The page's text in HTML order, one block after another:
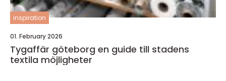
inspiration
01. February 2026
Tygaffär göteborg en guide till stadens
textila möjligheter